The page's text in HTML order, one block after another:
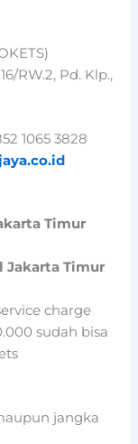
RW.2, Pd. Klp.,
1065 3828
Timur
Jakarta Timur
charge
sudah bisa
jangka